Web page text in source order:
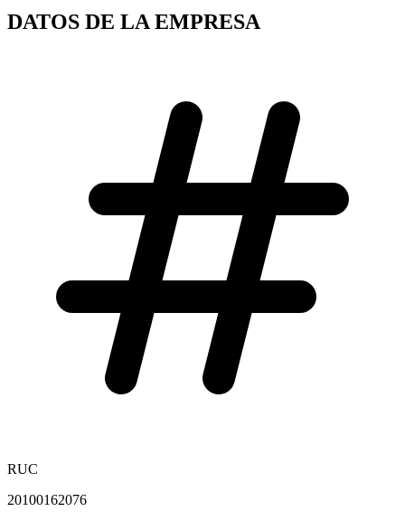
DATOS DE LA EMPRESA
RUC
20100162076